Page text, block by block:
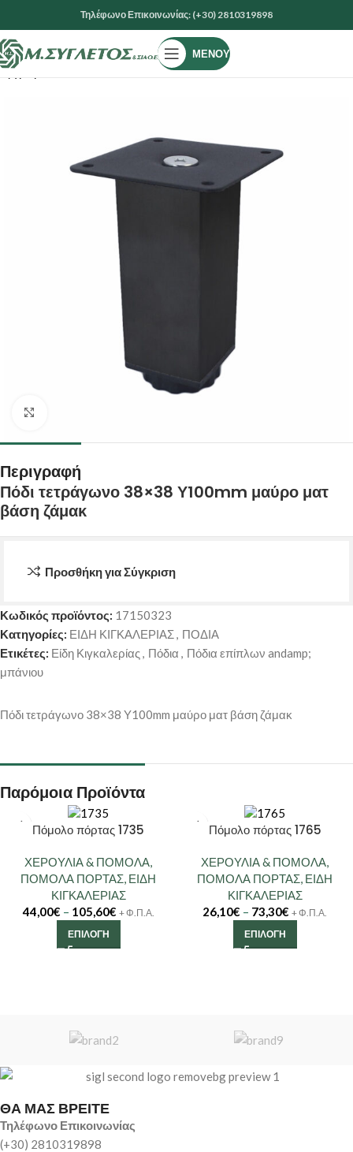
Τηλέφωνο Επικοινωνίας: (+30) 2810319898
ΜΕΝΟΎ
Αρχική σελίδα ΕΙΔΗ ΚΙΓΚΑΛΕΡΙΑΣ ΠΟΔΙΑ
Περιγραφή
Πόδι τετράγωνο 38×38 Υ100mm μαύρο ματ
βάση ζάμακ
Προσθήκη για Σύγκριση
Κωδικός προϊόντος: 17150323
Κατηγορίες: ΕΙΔΗ ΚΙΓΚΑΛΕΡΙΑΣ, ΠΟΔΙΑ
Ετικέτες: Είδη Κιγκαλερίας, Πόδια , Πόδια επίπλων andamp;
μπάνιου
Πόδι τετράγωνο 38×38 Υ100mm μαύρο ματ βάση ζάμακ
Παρόμοια Προϊόντα
Πόμολο πόρτας 1735
ΧΕΡΟΥΛΙΑ & ΠΟΜΟΛΑ,
ΠΟΜΟΛΑ ΠΟΡΤΑΣ, ΕΙΔΗ
ΚΙΓΚΑΛΕΡΙΑΣ
44,00€ – 105,60€ + Φ.Π.Α.
ΕΠΙΛΟΓΉ
Πόμολο πόρτας 1765
ΧΕΡΟΥΛΙΑ & ΠΟΜΟΛΑ,
ΠΟΜΟΛΑ ΠΟΡΤΑΣ, ΕΙΔΗ
ΚΙΓΚΑΛΕΡΙΑΣ
26,10€ – 73,30€ + Φ.Π.Α.
ΕΠΙΛΟΓΉ
ΘΑ ΜΑΣ ΒΡΕΙΤΕ
Τηλέφωνο Επικοινωνίας
(+30) 2810319898